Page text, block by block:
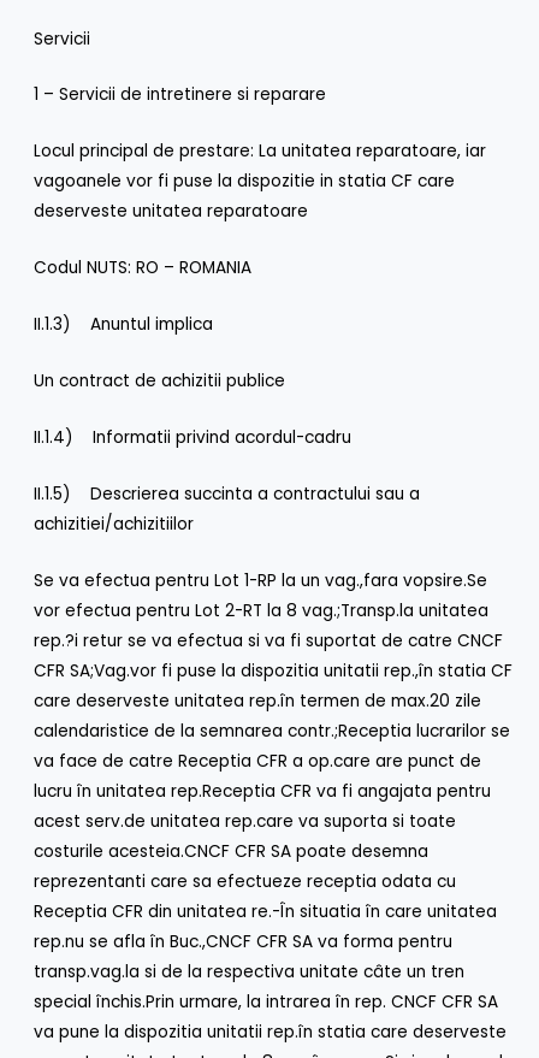
Servicii
1 – Servicii de intretinere si reparare
Locul principal de prestare: La unitatea reparatoare, iar
vagoanele vor fi puse la dispozitie in statia CF care
deserveste unitatea reparatoare
Codul NUTS: RO – ROMANIA
II.1.3) Anuntul implica
Un contract de achizitii publice
II.1.4) Informatii privind acordul-cadru
II.1.5) Descrierea succinta a contractului sau a
achizitiei/achizitiilor
Se va efectua pentru Lot 1-RP la un vag.,fara vopsire.Se
vor efectua pentru Lot 2-RT la 8 vag.;Transp.la unitatea
rep.?i retur se va efectua si va fi suportat de catre CNCF
CFR SA;Vag.vor fi puse la dispozitia unitatii rep.,în statia CF
care deserveste unitatea rep.în termen de max.20 zile
calendaristice de la semnarea contr.;Receptia lucrarilor se
va face de catre Receptia CFR a op.care are punct de
lucru în unitatea rep.Receptia CFR va fi angajata pentru
acest serv.de unitatea rep.care va suporta si toate
costurile acesteia.CNCF CFR SA poate desemna
reprezentanti care sa efectueze receptia odata cu
Receptia CFR din unitatea re.-În situatia în care unitatea
rep.nu se afla în Buc.,CNCF CFR SA va forma pentru
transp.vag.la si de la respectiva unitate câte un tren
special închis.Prin urmare, la intrarea în rep. CNCF CFR SA
va pune la dispozitia unitatii rep.în statia care deserveste